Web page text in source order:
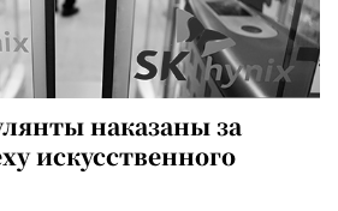
наказаны за
искусственного